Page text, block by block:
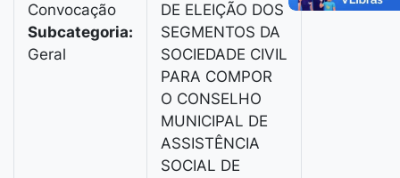
Convocação
Subcategoria:
Geral
DE ELEIÇÃO DOS
SEGMENTOS DA
SOCIEDADE CIVIL
PARA COMPOR
O CONSELHO
MUNICIPAL DE
ASSISTÊNCIA
SOCIAL DE